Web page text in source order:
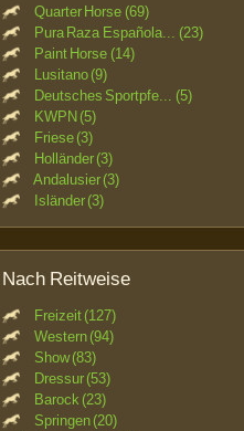
Quarter Horse (69)
Pura Raza Española... (23)
Paint Horse (14)
Lusitano (9)
Deutsches Sportpfe... (5)
KWPN (5)
Friese (3)
Holländer (3)
Andalusier (3)
Isländer (3)
Nach Reitweise
Freizeit (127)
Western (94)
Show (83)
Dressur (53)
Barock (23)
Springen (20)